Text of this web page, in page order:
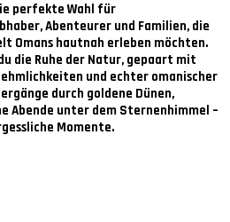
perfekte Wahl für
Abenteurer und Familien, die
Omans hautnah erleben möchten.
die Ruhe der Natur, gepaart mit
und echter omanischer
durch goldene Dünen,
Abende unter dem Sternenhimmel –
Momente.